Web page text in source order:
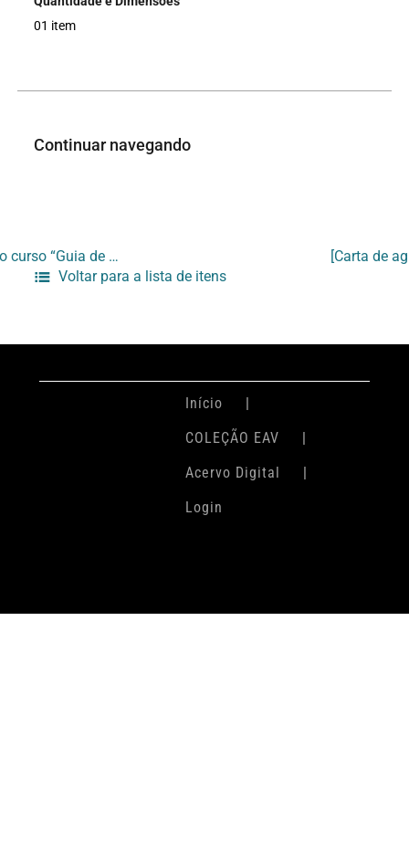
01 item
Continuar navegando
[Carta sobre visita ao Parque Lage – Alunos do curso “Guia de Turismo Local”- SENAC]
Voltar para a lista de itens
Início
COLEÇÃO EAV
Acervo Digital
Login